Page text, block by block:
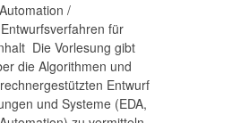
/
für
Die Vorlesung gibt
die Algorithmen und
Entwurf
und Systeme (EDA,